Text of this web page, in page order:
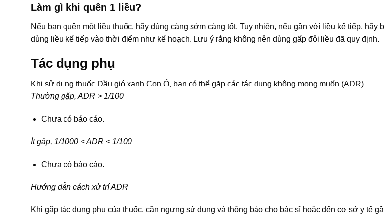
Làm gì khi quên 1 liều?
Nếu bạn quên một liều thuốc, hãy dùng càng sớm càng tốt. Tuy nhiên, nếu gần với liều kế tiếp, hãy
dùng liều kế tiếp vào thời điểm như kế hoạch. Lưu ý rằng không nên dùng gấp đôi liều đã quy định.
Tác dụng phụ
Khi sử dụng thuốc Dầu gió xanh Con Ó, bạn có thể gặp các tác dụng không mong muốn (ADR).
Thường gặp, ADR > 1/100
Chưa có báo cáo.
Ít gặp, 1/1000 < ADR < 1/100
Chưa có báo cáo.
Hướng dẫn cách xử trí ADR
Khi gặp tác dụng phụ của thuốc, cần ngưng sử dụng và thông báo cho bác sĩ hoặc đến cơ sở y tế